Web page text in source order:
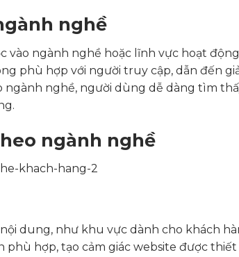
nghề
vào ngành nghề hoặc lĩnh vực hoạt
phù hợp với người truy cập, dẫn đến
ngành nghề, người dùng dễ dàng tìm
ngành nghề
dung, như khu vực dành cho khách
hợp, tạo cảm giác website được thiết